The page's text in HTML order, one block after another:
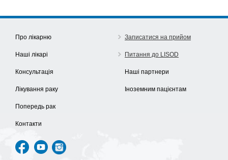
Про лікарню
Наші лікарі
Консультація
Лікування раку
Попередь рак
Контакти
Записатися на прийом
Питання до LISOD
Наші партнери
Іноземним пацієнтам